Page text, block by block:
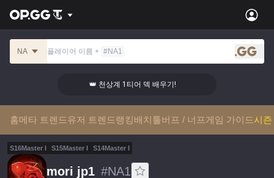
NA 플레이어 이름 + #NA1
.gg
👑 천상계 1티어 덱 배우기!
홈메타 트렌드유저 트렌드랭킹배치툴버프 / 너프게임 가이드시
S16Master I S15Master I S14Master I
mori jp1 #NA1